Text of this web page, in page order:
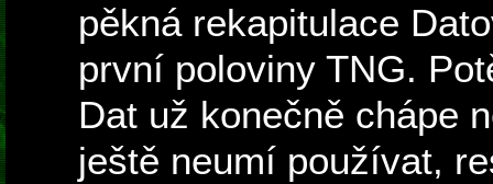
pěkná rekapitulace
první poloviny TNG.
Dat už konečně chápe
ještě neumí používat,